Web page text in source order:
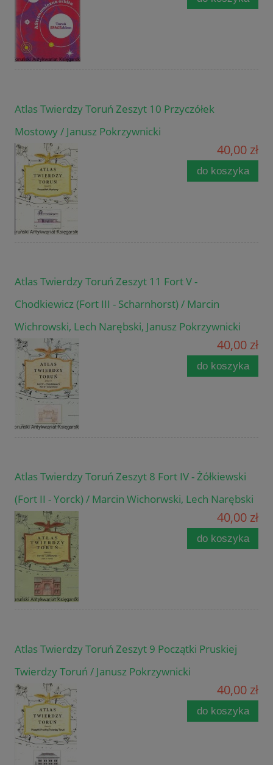
Atlas Twierdzy Toruń Zeszyt 10 Przyczółek
Mostowy / Janusz Pokrzywnicki
40,00 zł
do koszyka
Atlas Twierdzy Toruń Zeszyt 11 Fort V -
Chodkiewicz (Fort III - Scharnhorst) / Marcin
Wichrowski, Lech Narębski, Janusz Pokrzywnicki
40,00 zł
do koszyka
Atlas Twierdzy Toruń Zeszyt 8 Fort IV - Żółkiewski
(Fort II - Yorck) / Marcin Wichorwski, Lech Narębski
40,00 zł
do koszyka
Atlas Twierdzy Toruń Zeszyt 9 Początki Pruskiej
Twierdzy Toruń / Janusz Pokrzywnicki
40,00 zł
do koszyka